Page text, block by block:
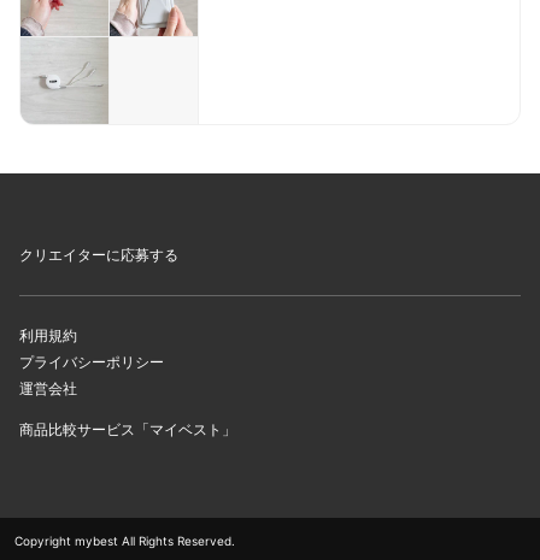
クリエイターに応募する
利用規約
プライバシーポリシー
運営会社
商品比較サービス「マイベスト」
Copyright mybest All Rights Reserved.